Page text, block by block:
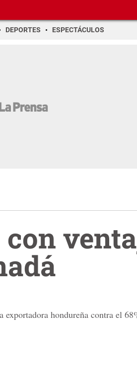
DEPORTES ESPECTÁCULOS
hondureña contra el